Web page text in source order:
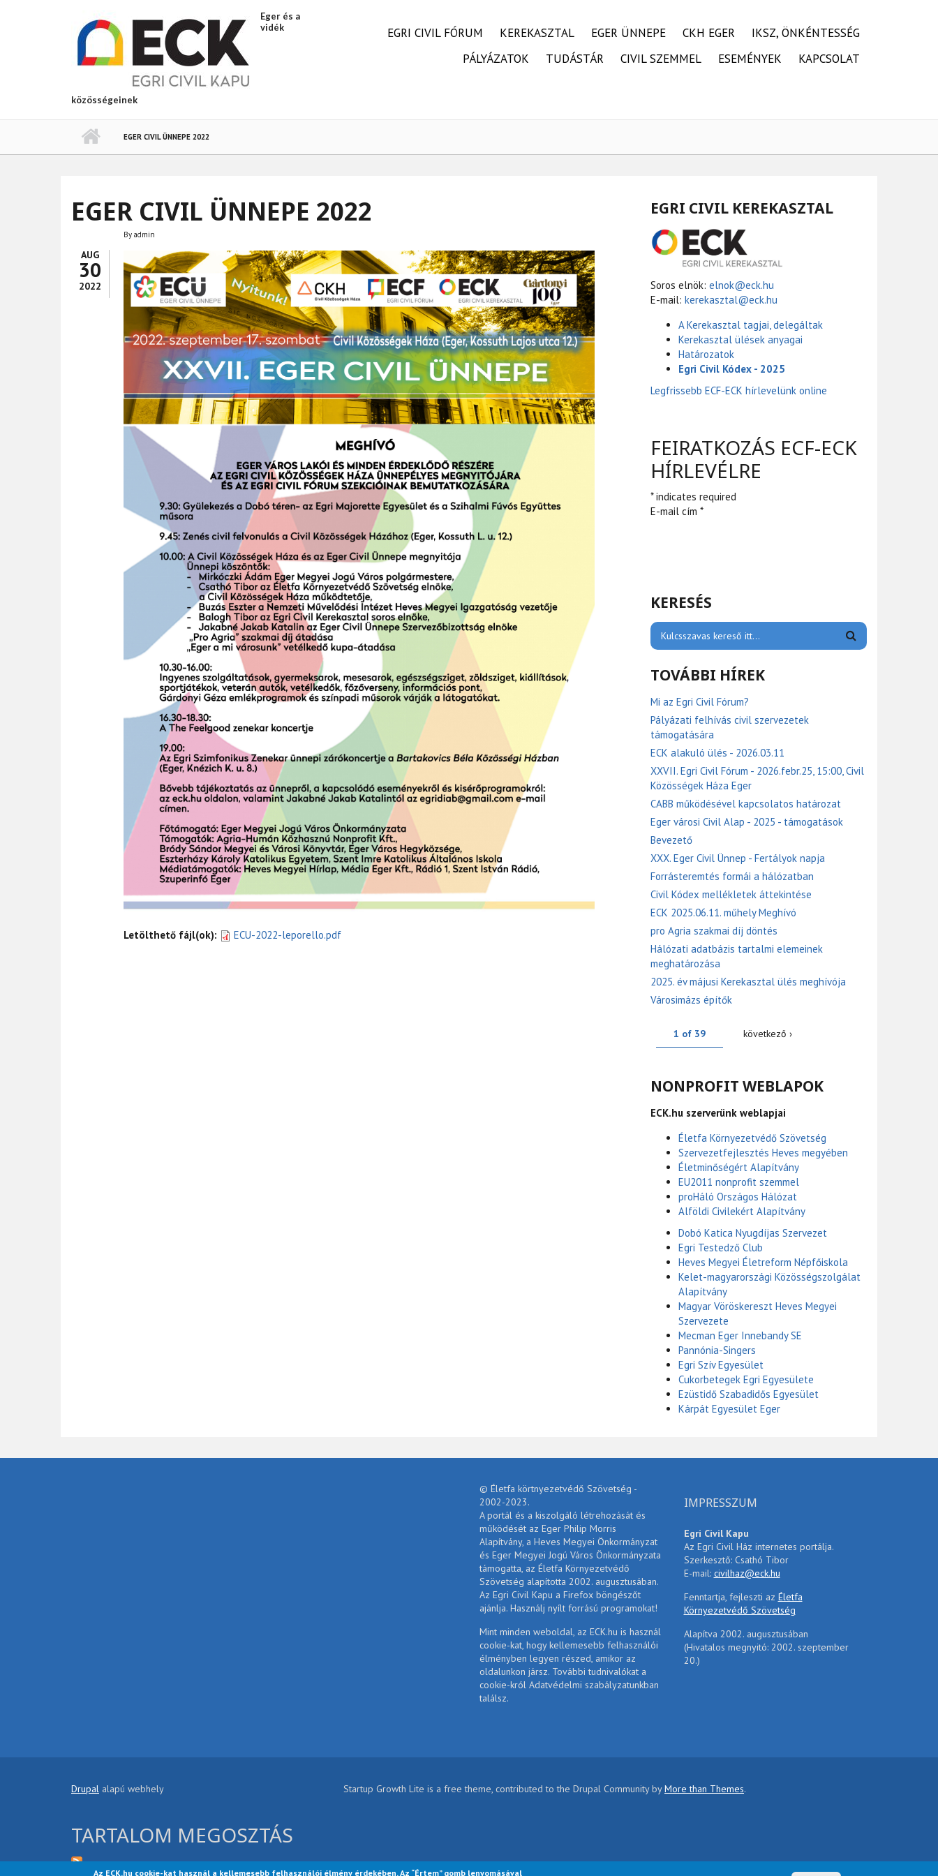
Az ECK.hu cookie-kat használ a kellemesebb felhasználói élmény érdekében. Az “Értem” gomb lenyomásával
Eger és a
vidék
közösségeinek
FŐMENÜ
EGRI CIVIL FÓRUM KEREKASZTAL EGER ÜNNEPE CKH EGER
IKSZ, ÖNKÉNTESSÉG
PÁLYÁZATOK
TUDÁSTÁR CIVIL SZEMMEL ESEMÉNYEK KAPCSOLAT
EGER CIVIL ÜNNEPE 2022
EGER CIVIL ÜNNEPE 2022
AUG
30
2022
By admin
Letölthető fájl(ok): ECU-2022-leporello.pdf
EGRI CIVIL KEREKASZTAL
Soros elnök: elnok@eck.hu
E-mail: kerekasztal@eck.hu
A Kerekasztal tagjai, delegáltak
Kerekasztal ülések anyagai
Határozatok
Egri Civil Kódex - 2025
Legfrissebb ECF-ECK hírlevelünk online
FEIRATKOZÁS ECF-ECK
HÍRLEVÉLRE
* indicates required
E-mail cím *
KERESÉS
TOVÁBBI HÍREK
Mi az Egri Civil Fórum?
Pályázati felhívás civil szervezetek
támogatására
ECK alakuló ülés - 2026.03.11
XXVII. Egri Civil Fórum - 2026.febr.25, 15:00, Civil
Közösségek Háza Eger
CABB működésével kapcsolatos határozat
Eger városi Civil Alap - 2025 - támogatások
Bevezető
XXX. Eger Civil Ünnep - Fertályok napja
Forrásteremtés formái a hálózatban
Civil Kódex mellékletek áttekintése
ECK 2025.06.11. műhely Meghívó
pro Agria szakmai díj döntés
Hálózati adatbázis tartalmi elemeinek
meghatározása
2025. év májusi Kerekasztal ülés meghívója
Városimázs építők
1 of 39 következő ›
NONPROFIT WEBLAPOK
ECK.hu szerverünk weblapjai
Életfa Környezetvédő Szövetség
Szervezetfejlesztés Heves megyében
Életminőségért Alapítvány
EU2011 nonprofit szemmel
proHáló Országos Hálózat
Alföldi Civilekért Alapítvány
Dobó Katica Nyugdíjas Szervezet
Egri Testedző Club
Heves Megyei Életreform Népfőiskola
Kelet-magyarországi Közösségszolgálat
Alapítvány
Magyar Vöröskereszt Heves Megyei
Szervezete
Mecman Eger Innebandy SE
Pannónia-Singers
Egri Szív Egyesület
Cukorbetegek Egri Egyesülete
Ezüstidő Szabadidős Egyesület
Kárpát Egyesület Eger
© Életfa körtnyezetvédő Szövetség -
2002-2023.
A portál és a kiszolgáló létrehozását és
működését az Eger Philip Morris
Alapítvány, a Heves Megyei Önkormányzat
és Eger Megyei Jogú Város Önkormányzata
támogatta, az Életfa Környezetvédő
Szövetség alapította 2002. augusztusában.
Az Egri Civil Kapu a Firefox böngészőt
ajánlja. Használj nyílt forrású programokat!
Mint minden weboldal, az ECK.hu is használ
cookie-kat, hogy kellemesebb felhasználói
élményben legyen részed, amikor az
oldalunkon jársz. További tudnivalókat a
cookie-król Adatvédelmi szabályzatunkban
találsz.
IMPRESSZUM
Egri Civil Kapu
Az Egri Civil Ház internetes portálja.
Szerkesztő: Csathó Tibor
E-mail: civilhaz@eck.hu
Fenntartja, fejleszti az Életfa
Környezetvédő Szövetség
Alapítva 2002. augusztusában
(Hivatalos megnyitó: 2002. szeptember
20.)
Drupal alapú webhely
TARTALOM MEGOSZTÁS
Startup Growth Lite is a free theme, contributed to the Drupal Community byMore than Themes.